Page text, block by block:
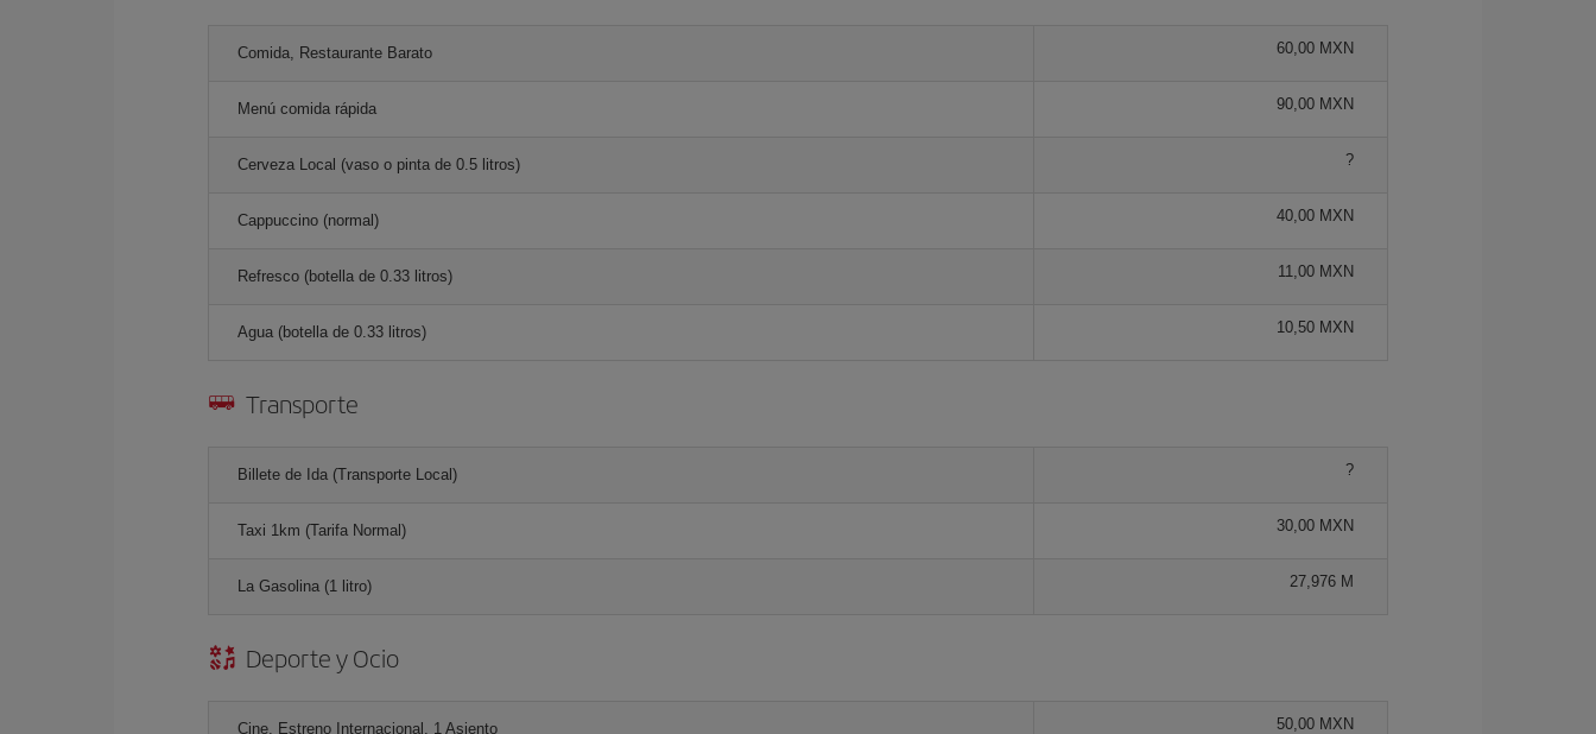
Comida, Restaurante Barato 60,00 MXN
Menú comida rápida 90,00 MXN
Cerveza Local (vaso o pinta de 0.5 litros) ?
Cappuccino (normal) 40,00 MXN
Refresco (botella de 0.33 litros) 11,00 MXN
Agua (botella de 0.33 litros) 10,50 MXN
Transporte
Billete de Ida (Transporte Local) ?
Taxi 1km (Tarifa Normal) 30,00 MXN
La Gasolina (1 litro) 27,976 M
Deporte y Ocio
Cine, Estreno Internacional, 1 Asiento 50,00 MXN